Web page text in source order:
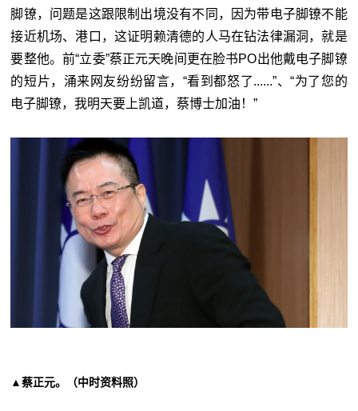
脚镣，问题是这跟限制出境没有不同，因为带电子脚镣不能
接近机场、港口，这证明赖清德的人马在钻法律漏洞，就是
要整他。前“立委”蔡正元天晚间更在脸书PO出他戴电子脚镣
的短片，涌来网友纷纷留言，“看到都怒了......”、“为了您的
电子脚镣，我明天要上凯道，蔡博士加油！”
▲蔡正元。（中时资料照）